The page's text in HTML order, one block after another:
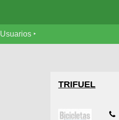
Usuarios
TRIFUEL